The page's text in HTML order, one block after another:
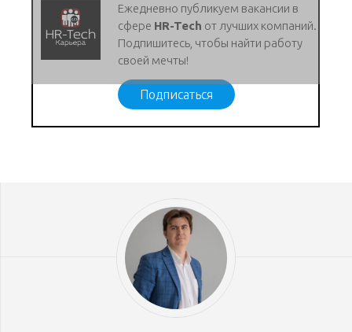
Ежедневно публикуем вакансии в
сфере HR-Tech от лучших компаний.
Подпишитесь, чтобы найти работу
своей мечты!
Подписаться